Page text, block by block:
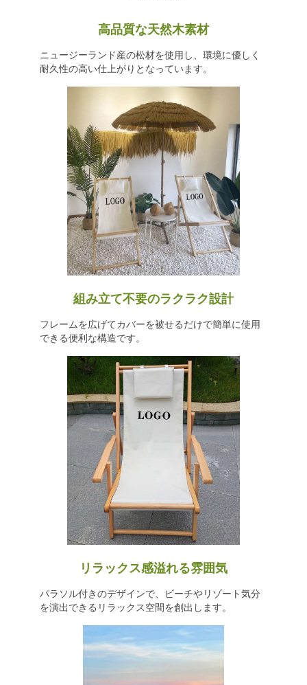
高品質な天然木素材
ニュージーランド産の松材を使用し、環境に優しく
耐久性の高い仕上がりとなっています。
組み立て不要のラクラク設計
フレームを広げてカバーを被せるだけで簡単に使用
できる便利な構造です。
リラックス感溢れる雰囲気
パラソル付きのデザインで、ビーチやリゾート気分
を演出できるリラックス空間を創出します。